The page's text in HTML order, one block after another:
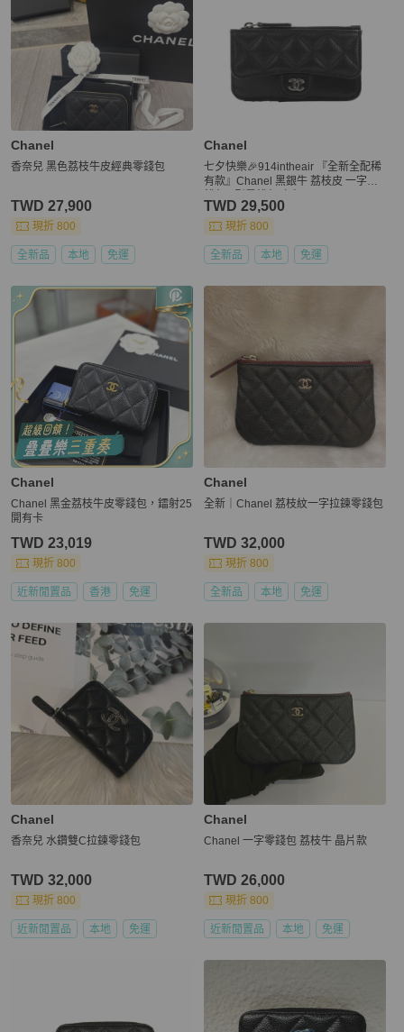
Chanel
香奈兒 黑色荔枝牛皮經典零錢包
TWD 27,900
現折 800
全新品 本地 免運
Chanel
七夕快樂🎉914intheair 『全新全配稀
有款』Chanel 黑銀牛 荔枝皮 一字零
TWD 29,500
現折 800
全新品 本地 免運
Chanel
Chanel 黑金荔枝牛皮零錢包，鐳射25
開有卡
TWD 23,019
現折 800
近新閒置品 香港 免運
Chanel
全新｜Chanel 荔枝紋一字拉鍊零錢包
TWD 32,000
現折 800
全新品 本地 免運
Chanel
香奈兒 水鑽雙C拉鍊零錢包
TWD 32,000
現折 800
近新閒置品 本地 免運
Chanel
Chanel 一字零錢包 荔枝牛 晶片款
TWD 26,000
現折 800
近新閒置品 本地 免運